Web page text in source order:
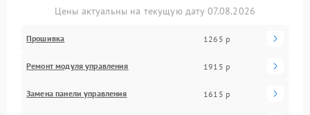
Цены актуальны на текущую дату 07.08.2026
Прошивка 1265 р
Ремонт модуля управления 1915 р
Замена панели управления 1615 р